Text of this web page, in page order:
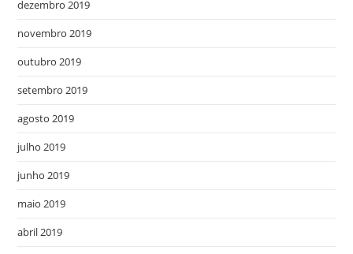
dezembro 2019
novembro 2019
outubro 2019
setembro 2019
agosto 2019
julho 2019
junho 2019
maio 2019
abril 2019